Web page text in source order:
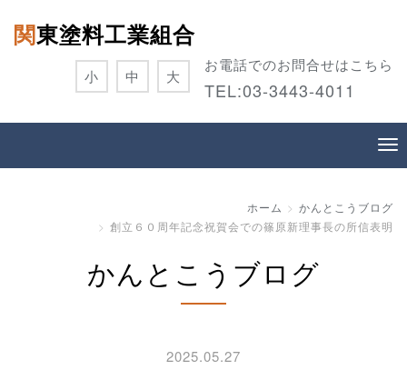
関東塗料工業組合
お電話でのお問合せはこちら
TEL:03-3443-4011
小 中 大
ホーム
かんとこうブログ
創立６０周年記念祝賀会での篠原新理事長の所信表明
かんとこうブログ
2025.05.27